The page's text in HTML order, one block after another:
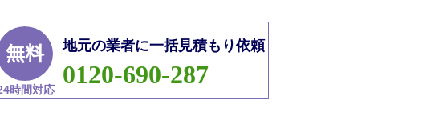
無料
時間対応
地元の業者に一括見積もり依頼
0120-690-287